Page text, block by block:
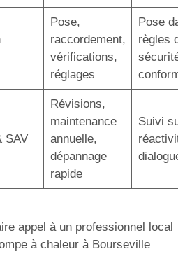
Pose,
raccordement,
vérifications,
réglages
Pose
règles de
sécurité
SAV
Révisions,
maintenance
annuelle,
dépannage
rapide
Suivi sur
réactivité,
dialogue
appel à un professionnel local
à chaleur à Bourseville